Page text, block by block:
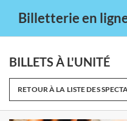
Billetterie en
BILLETS À L'UNITÉ
RETOUR À LA LISTE DES